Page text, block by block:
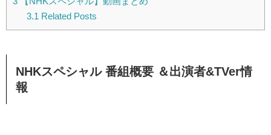
3.1 Related Posts
NHKスペシャル 番組概要 ＆出演者&TVer情
報